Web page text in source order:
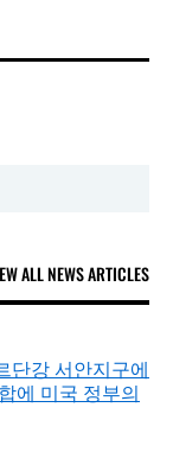
ALL NEWS ARTICLES
단강 서안지구에
에 미국 정부의